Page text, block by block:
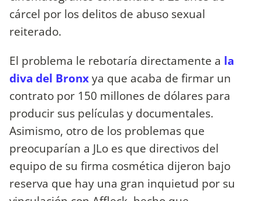
cárcel por los delitos de abuso sexual
reiterado.
El problema le rebotaría directamente a la
diva del Bronxya que acaba de firmar un
contrato por 150 millones de dólares para
producir sus películas y documentales.
Asimismo, otro de los problemas que
preocuparían a JLo es que directivos del
equipo de su firma cosmética dijeron bajo
reserva que hay una gran inquietud por su